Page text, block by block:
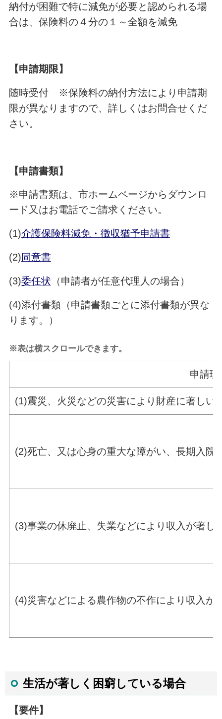
納付が困難で特に減免が必要と認められる場
合は、保険料の４分の１～全額を減免
【申請期限】
随時受付 ※保険料の納付方法により申請期
限が異なりますので、詳しくはお問合せくだ
さい。
【申請書類】
※申請書類は、市ホームページからダウンロ
ード又はお電話でご請求ください。
(1)介護保険料減免・徴収猶予申請書
(2)同意書
(3)委任状 （申請者が任意代理人の場合）
(4)添付書類（申請書類ごとに添付書類が異な
ります。）
※表は横スクロールできます。
申請理
(1)震災、火災などの災害により財産に著しい
(2)死亡、又は心身の重大な障がい、長期入
(3)事業の休廃止、失業などにより収入が著し
(4)災害などによる農作物の不作により収入が
生活が著しく困窮している場合
【要件】